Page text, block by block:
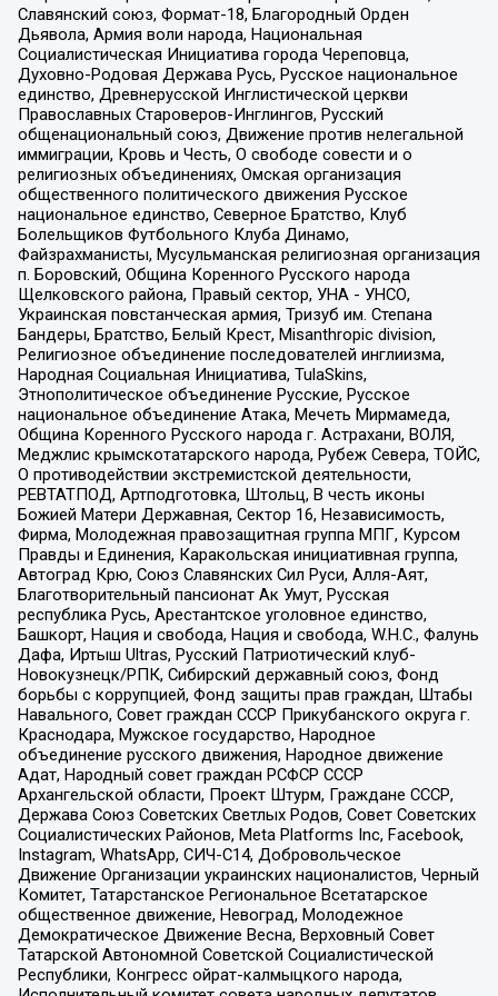
Славянский союз, Формат-18, Благородный Орден
Дьявола, Армия воли народа, Национальная
Социалистическая Инициатива города Череповца,
Духовно-Родовая Держава Русь, Русское национальное
единство, Древнерусской Инглистической церкви
Православных Староверов-Инглингов, Русский
общенациональный союз, Движение против нелегальной
иммиграции, Кровь и Честь, О свободе совести и о
религиозных объединениях, Омская организация
общественного политического движения Русское
национальное единство, Северное Братство, Клуб
Болельщиков Футбольного Клуба Динамо,
Файзрахманисты, Мусульманская религиозная организация
п. Боровский, Община Коренного Русского народа
Щелковского района, Правый сектор, УНА - УНСО,
Украинская повстанческая армия, Тризуб им. Степана
Бандеры, Братство, Белый Крест, Misanthropic division,
Религиозное объединение последователей инглиизма,
Народная Социальная Инициатива, TulaSkins,
Этнополитическое объединение Русские, Русское
национальное объединение Атака, Мечеть Мирмамеда,
Община Коренного Русского народа г. Астрахани, ВОЛЯ,
Меджлис крымскотатарского народа, Рубеж Севера, ТОЙС,
О противодействии экстремистской деятельности,
РЕВТАТПОД, Артподготовка, Штольц, В честь иконы
Божией Матери Державная, Сектор 16, Независимость,
Фирма, Молодежная правозащитная группа МПГ, Курсом
Правды и Единения, Каракольская инициативная группа,
Автоград Крю, Союз Славянских Сил Руси, Алля-Аят,
Благотворительный пансионат Ак Умут, Русская
республика Русь, Арестантское уголовное единство,
Башкорт, Нация и свобода, Нация и свобода, W.H.С., Фалунь
Дафа, Иртыш Ultras, Русский Патриотический клуб-
Новокузнецк/РПК, Сибирский державный союз, Фонд
борьбы с коррупцией, Фонд защиты прав граждан, Штабы
Навального, Совет граждан СССР Прикубанского округа г.
Краснодара, Мужское государство, Народное
объединение русского движения, Народное движение
Адат, Народный совет граждан РСФСР СССР
Архангельской области, Проект Штурм, Граждане СССР,
Держава Союз Советских Светлых Родов, Совет Советских
Социалистических Районов, Meta Platforms Inc, Facebook,
Instagram, WhatsApp, СИЧ-С14, Добровольческое
Движение Организации украинских националистов, Черный
Комитет, Татарстанское Региональное Всетатарское
общественное движение, Невоград, Молодежное
Демократическое Движение Весна, Верховный Совет
Татарской Автономной Советской Социалистической
Республики, Конгресс ойрат-калмыцкого народа,